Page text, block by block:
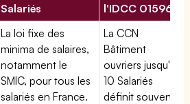
Salariés
l'IDCC 01596
La loi fixe des
minima de salaires,
notamment le
SMIC, pour tous les
salariés en France.
La CCN
Bâtiment
ouvriers jusqu'à
10 Salariés
définit souvent